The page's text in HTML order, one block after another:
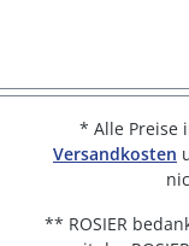
* Alle Preise
Versandkosten
** ROSIER